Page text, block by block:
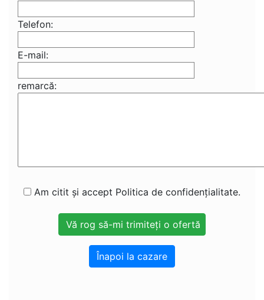
Telefon:
E-mail:
remarcă:
Am citit și accept Politica de confidențialitate.
Înapoi la cazare